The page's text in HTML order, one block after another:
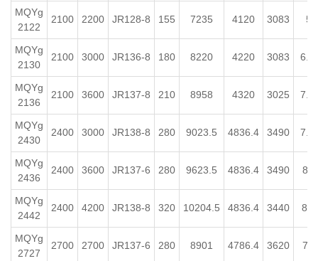
MQYg
2122
2100 2200 JR128-8 155 7235 4120 3083
MQYg
2130
2100 3000 JR136-8 180 8220 4220 3083 6.5
MQYg
2136
2100 3600 JR137-8 210 8958 4320 3025 7.5
MQYg
2430
2400 3000 JR138-8 280 9023.5 4836.4 3490 7.2
MQYg
2436
2400 3600 JR137-6 280 9623.5 4836.4 3490 8
MQYg
2442
2400 4200 JR138-8 320 10204.5 4836.4 3440 8
MQYg
2727
2700 2700 JR137-6 280 8901 4786.4 3620 7